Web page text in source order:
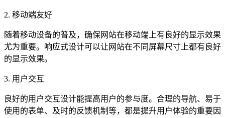
2. 移动端友好
随着移动设备的普及，确保网站在移动端上有良好的显示效果
尤为重要。响应式设计可以让网站在不同屏幕尺寸上都有良好
的显示效果。
3. 用户交互
良好的用户交互设计能提高用户的参与度。合理的导航、易于
使用的表单、及时的反馈机制等，都是提升用户体验的重要因